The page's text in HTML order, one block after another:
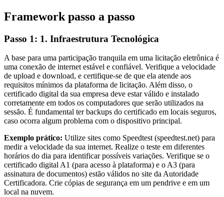
Framework passo a passo
Passo 1: 1. Infraestrutura Tecnológica
A base para uma participação tranquila em uma licitação eletrônica é
uma conexão de internet estável e confiável. Verifique a velocidade
de upload e download, e certifique-se de que ela atende aos
requisitos mínimos da plataforma de licitação. Além disso, o
certificado digital da sua empresa deve estar válido e instalado
corretamente em todos os computadores que serão utilizados na
sessão. É fundamental ter backups do certificado em locais seguros,
caso ocorra algum problema com o dispositivo principal.
Exemplo prático: Utilize sites como Speedtest (speedtest.net) para
medir a velocidade da sua internet. Realize o teste em diferentes
horários do dia para identificar possíveis variações. Verifique se o
certificado digital A1 (para acesso à plataforma) e o A3 (para
assinatura de documentos) estão válidos no site da Autoridade
Certificadora. Crie cópias de segurança em um pendrive e em um
local na nuvem.